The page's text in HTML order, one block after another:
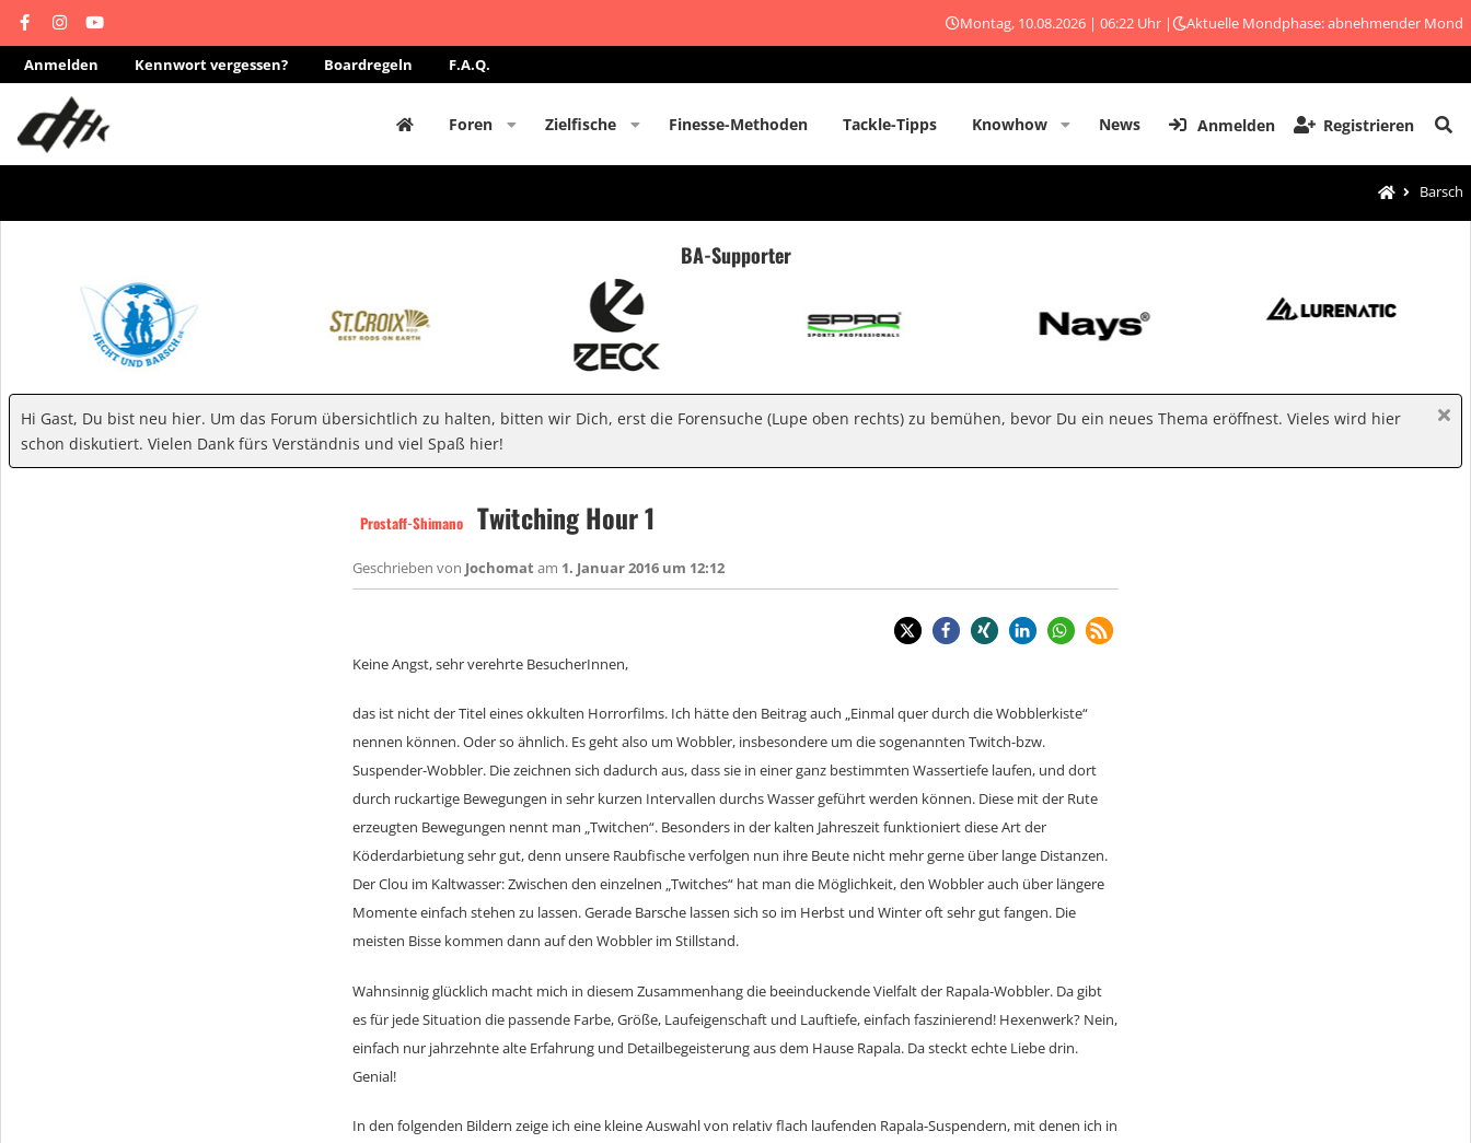
Montag, 10.08.2026 | 06:22 Uhr | Aktuelle Mondphase: abnehmender Mond
Anmelden Kennwort vergessen? Boardregeln F.A.Q.
Foren Zielfische Finesse-Methoden Tackle-Tipps Knowhow News Anmelden Registrieren
Barsch
BA-Supporter
Hi Gast, Du bist neu hier. Um das Forum übersichtlich zu halten, bitten wir Dich, erst die Forensuche (Lupe oben rechts) zu bemühen, bevor Du ein neues Thema eröffnest. Vieles wird hier
schon diskutiert. Vielen Dank fürs Verständnis und viel Spaß hier!
Prostaff-Shimano Twitching Hour 1
Geschrieben von Jochomat am 1. Januar 2016 um 12:12
Keine Angst, sehr verehrte BesucherInnen,
das ist nicht der Titel eines okkulten Horrorfilms. Ich hätte den Beitrag auch „Einmal quer durch die Wobblerkiste“
nennen können. Oder so ähnlich. Es geht also um Wobbler, insbesondere um die sogenannten Twitch-bzw.
Suspender-Wobbler. Die zeichnen sich dadurch aus, dass sie in einer ganz bestimmten Wassertiefe laufen, und dort
durch ruckartige Bewegungen in sehr kurzen Intervallen durchs Wasser geführt werden können. Diese mit der Rute
erzeugten Bewegungen nennt man „Twitchen“. Besonders in der kalten Jahreszeit funktioniert diese Art der
Köderdarbietung sehr gut, denn unsere Raubfische verfolgen nun ihre Beute nicht mehr gerne über lange Distanzen.
Der Clou im Kaltwasser: Zwischen den einzelnen „Twitches“ hat man die Möglichkeit, den Wobbler auch über längere
Momente einfach stehen zu lassen. Gerade Barsche lassen sich so im Herbst und Winter oft sehr gut fangen. Die
meisten Bisse kommen dann auf den Wobbler im Stillstand.
Wahnsinnig glücklich macht mich in diesem Zusammenhang die beeinduckende Vielfalt der Rapala-Wobbler. Da gibt
es für jede Situation die passende Farbe, Größe, Laufeigenschaft und Lauftiefe, einfach faszinierend! Hexenwerk? Nein,
einfach nur jahrzehnte alte Erfahrung und Detailbegeisterung aus dem Hause Rapala. Da steckt echte Liebe drin.
Genial!
In den folgenden Bildern zeige ich eine kleine Auswahl von relativ flach laufenden Rapala-Suspendern, mit denen ich in